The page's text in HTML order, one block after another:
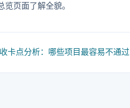
页面了解全貌。
卡点分析：哪些项目最容易不通过